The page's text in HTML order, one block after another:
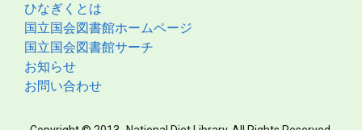
ひなぎくとは
国立国会図書館ホームページ
国立国会図書館サーチ
お知らせ
お問い合わせ